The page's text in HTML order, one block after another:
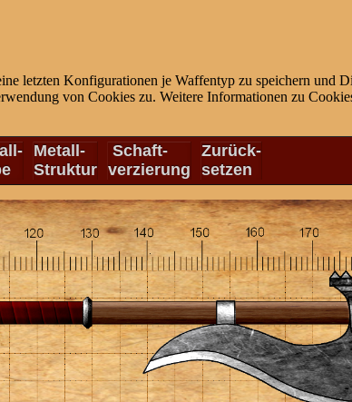
letzten Konfigurationen je Waffentyp zu speichern und
von Cookies zu. Weitere Informationen zu
Metall-
Struktur
Schaft-
verzierung
Zurück-
setzen